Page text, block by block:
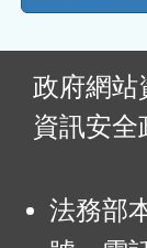
政府網站
資訊安全
法務部